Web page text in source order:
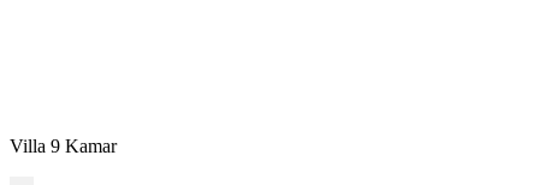
Villa 9 Kamar